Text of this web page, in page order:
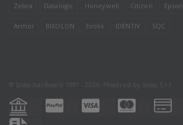
Zebra Datalogic Honeywell Citizen Epson
Armor BIXOLON Evolis IDENTIV SQC
© Snap hardware 1997 - 2026. Powered by Snap S.r.l.